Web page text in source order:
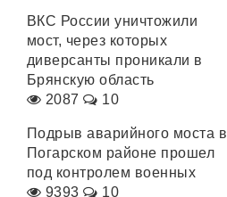
ВКС России уничтожили
мост, через которых
диверсанты проникали в
Брянскую область
2087
10
Подрыв аварийного моста в
Погарском районе прошел
под контролем военных
9393
10